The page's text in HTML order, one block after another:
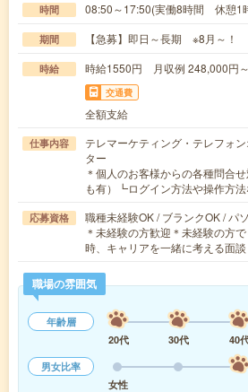
時間 08:50～17:50(実働8時間 休憩1
期間 【急募】即日～長期 ※8月～！
時給 時給1550円 月収例 248,000円～
交通費
全額支給
仕事内容
テレマーケティング・テレフォ
ター
＊個人のお客様からの各種問合
も有）┗ログイン方法や操作方
応募資格
職種未経験OK / ブランクOK / パ
＊未経験の方歓迎＊未経験の方
時、キャリアを一緒に考える面
職場の雰囲気
年齢層
20代
30代 40
男女比率
女性